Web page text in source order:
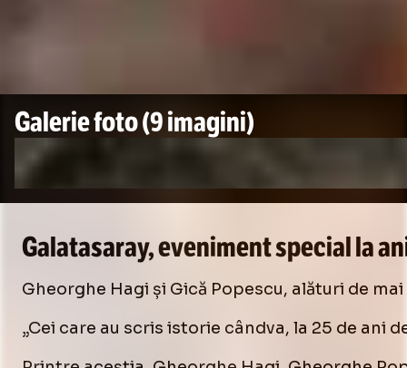
Galerie foto(9 imagini)
Galatasaray, eveniment special la
Gheorghe Hagi și Gică Popescu, alături de
„Cei care au scris istorie cândva, la 25 de ani